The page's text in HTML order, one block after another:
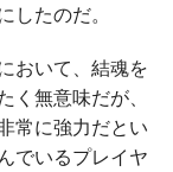
たのだ。
おいて、結魂を
無意味だが、
常に強力だとい
でいるプレイヤ